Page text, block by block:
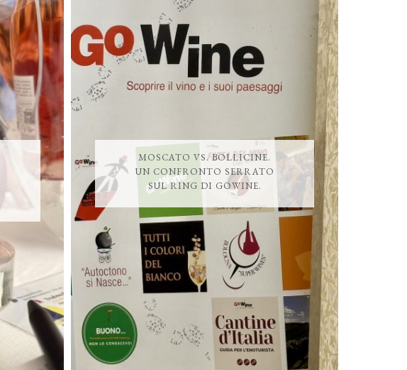
MOSCATO VS. BOLLICINE.
UN CONFRONTO SERRATO
SUL RING DI GOWINE.